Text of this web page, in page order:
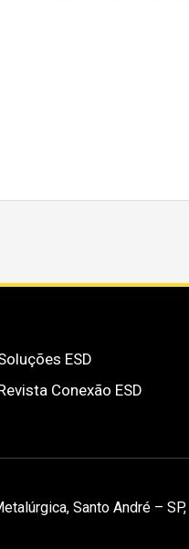
ESD
Conexão ESD
Santo André –